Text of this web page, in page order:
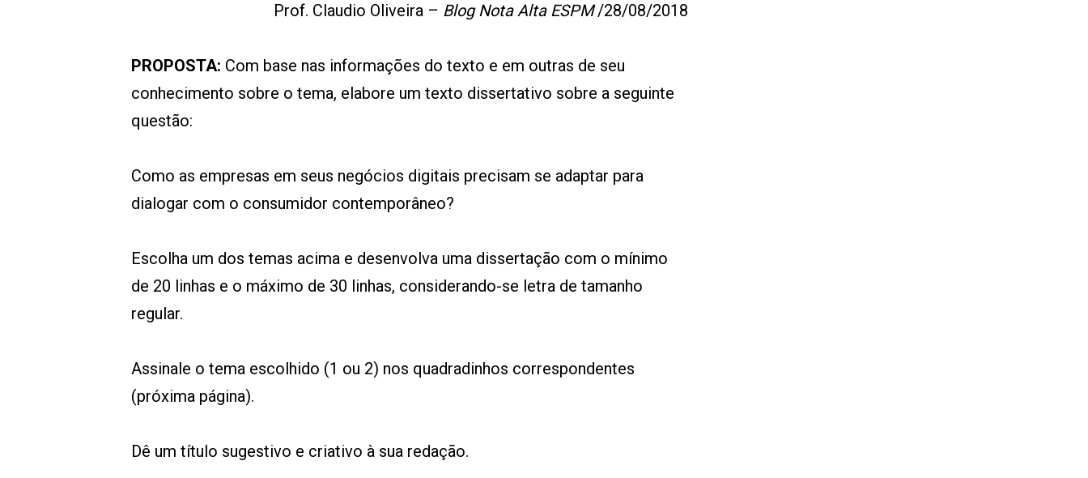
Prof. Claudio Oliveira – Blog Nota Alta ESPM/28/08/2018
PROPOSTA: Com base nas informações do texto e em outras de seu
conhecimento sobre o tema, elabore um texto dissertativo sobre a seguinte
questão:
Como as empresas em seus negócios digitais precisam se adaptar para
dialogar com o consumidor contemporâneo?
Escolha um dos temas acima e desenvolva uma dissertação com o mínimo
de 20 linhas e o máximo de 30 linhas, considerando-se letra de tamanho
regular.
Assinale o tema escolhido (1 ou 2) nos quadradinhos correspondentes
(próxima página).
Dê um título sugestivo e criativo à sua redação.